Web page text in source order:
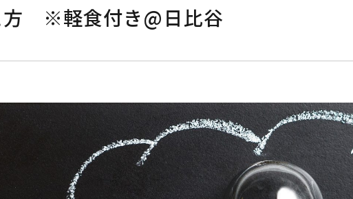
方 ※軽食付き@日比谷